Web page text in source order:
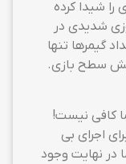
را شیدا کرده
شدیدی در
گیمرها تنها
سطح بازی‌.
کافی نیست!
اجرای بی
در نهایت وجود